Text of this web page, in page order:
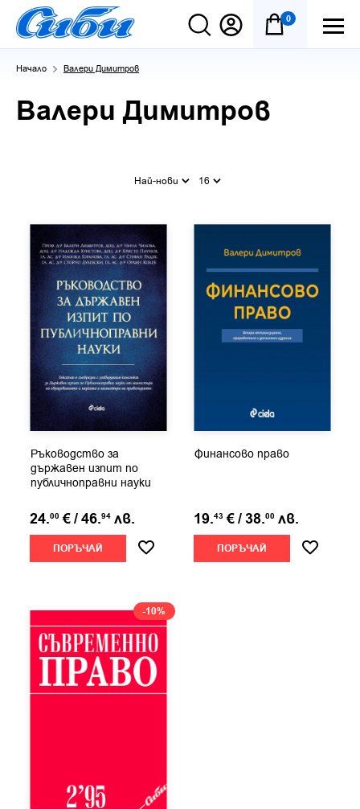
0
Начало Валери Димитров
Валери Димитров
Най-нови 16
Ръководство за
държавен изпит по
публичноправни науки
24.00 €/46.94 лв.
ПОРЪЧАЙ
Финансово право
19.43 €/38.00 лв.
ПОРЪЧАЙ
-10%